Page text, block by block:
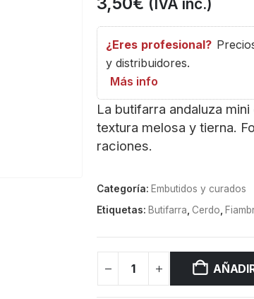
(IVA inc.)
¿Eres profesional?
y distribuidores.
Más info
La butifarra andaluza
textura melosa y tierna.
raciones.
Categoría: Embutidos y curados
Etiquetas: Butifarra ,Cerdo